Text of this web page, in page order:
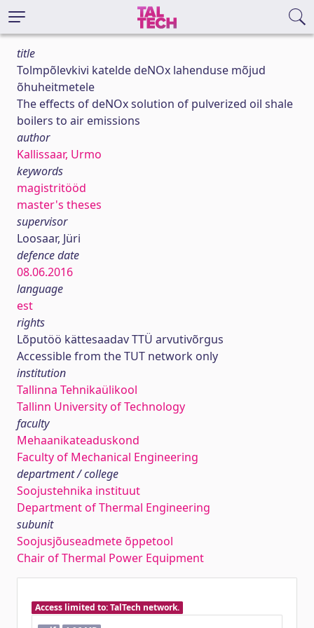
title
Tolmpõlevkivi katelde deNOx lahenduse mõjud
õhuheitmetele
The effects of deNOx solution of pulverized oil shale
boilers to air emissions
author
Kallissaar, Urmo
keywords
magistritööd
master's theses
supervisor
Loosaar, Jüri
defence date
08.06.2016
language
est
rights
Lõputöö kättesaadav TTÜ arvutivõrgus
Accessible from the TUT network only
institution
Tallinna Tehnikaülikool
Tallinn University of Technology
faculty
Mehaanikateaduskond
Faculty of Mechanical Engineering
department / college
Soojustehnika instituut
Department of Thermal Engineering
subunit
Soojusjõuseadmete õppetool
Chair of Thermal Power Equipment
Access limited to: TalTech network.